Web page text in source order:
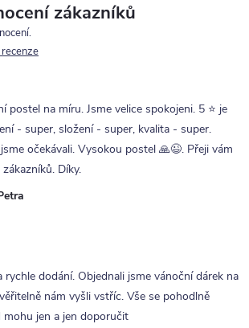
zákazníků
postel na míru. Jsme velice spokojeni. 5 ⭐ je
- super, složení - super, kvalita - super.
očekávali. Vysokou postel 🙏😉. Přeji vám
Díky.
rychle dodání. Objednali jsme vánoční dárek na
nám vyšli vstříc. Vše se pohodlně
jen a jen doporučit